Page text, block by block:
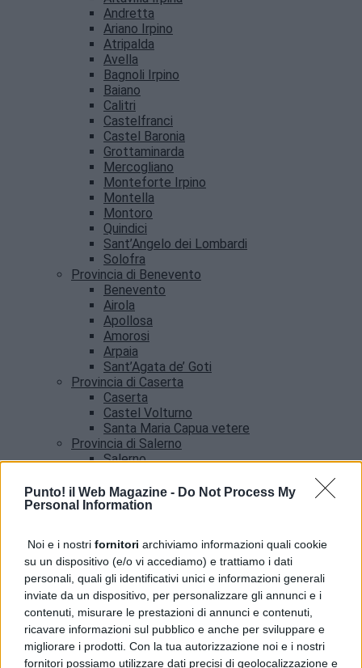
Punto! il Web Magazine - Do Not Process My
Personal Information
Noi e i nostri fornitori archiviamo informazioni quali cookie
su un dispositivo (e/o vi accediamo) e trattiamo i dati
personali, quali gli identificativi unici e informazioni generali
inviate da un dispositivo, per personalizzare gli annunci e i
contenuti, misurare le prestazioni di annunci e contenuti,
ricavare informazioni sul pubblico e anche per sviluppare e
migliorare i prodotti. Con la tua autorizzazione noi e i nostri
fornitori possiamo utilizzare dati precisi di geolocalizzazione e
Andretta
Ariano Irpino
Atripalda
Avella
Bagnoli Irpino
Baiano
Calitri
Castelfranci
Castel Baronia
Grottaminarda
Mercogliano
Monteforte Irpino
Montella
Montoro
Quindici
Sant’Angelo dei Lombardi
Solofra
Provincia di Benevento
Benevento
Airola
Apollosa
Amorosi
Arpaia
Sant’Agata de’ Goti
Provincia di Caserta
Caserta
Castel Volturno
Santa Maria Capua vetere
Provincia di Salerno
Salerno
Amalfi
Angri
Pozzuoli, servizio Poste per cittadini con case
inagibili dopo il sisma